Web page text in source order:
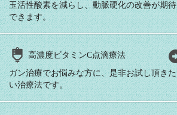
玉活性酸素を減らし、動脈硬化の改善が期待
できます。
高濃度ビタミンC点滴療法
ガン治療でお悩みな方に、是非お試し頂きた
い治療法です。